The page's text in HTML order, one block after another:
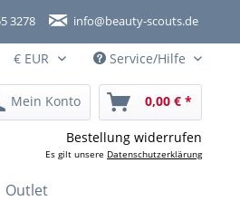
3278 info@beauty-scouts.de
Deutsch Service/Hilfe
Mein Konto 0,00 € *
Bestellung widerrufen
Es gilt unsere Datenschutzerklärung
Outlet